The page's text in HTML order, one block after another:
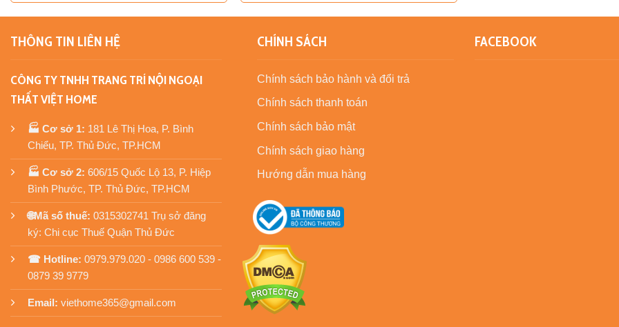
THÔNG TIN LIÊN HỆ
CÔNG TY TNHH TRANG TRÍ NỘI NGOẠI
THẤT VIỆT HOME
🏭 Cơ sở 1: 181 Lê Thị Hoa, P. Bình
Chiểu, TP. Thủ Đức, TP.HCM
🏭 Cơ sở 2: 606/15 Quốc Lộ 13, P. Hiệp
Bình Phước, TP. Thủ Đức, TP.HCM
🌐Mã số thuế: 0315302741 Trụ sở đăng
ký: Chi cục Thuế Quận Thủ Đức
☎ Hotline: 0979.979.020 - 0986 600 539 -
0879 39 9779
Email: viethome365@gmail.com
CHÍNH SÁCH
Chính sách bảo hành và đổi trả
Chính sách thanh toán
Chính sách bảo mật
Chính sách giao hàng
Hướng dẫn mua hàng
FACEBOOK